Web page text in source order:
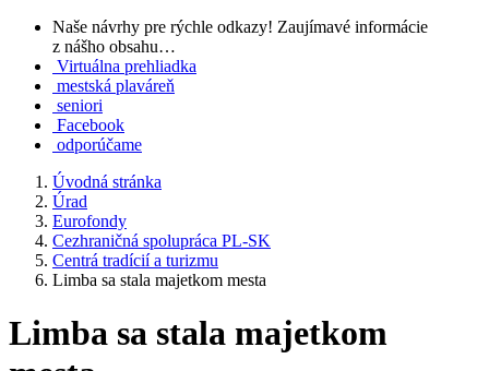
Naše návrhy pre rýchle odkazy! Zaujímavé informácie
z nášho obsahu…
Virtuálna prehliadka
mestská plaváreň
seniori
Facebook
odporúčame
Úvodná stránka
Úrad
Eurofondy
Cezhraničná spolupráca PL-SK
Centrá tradícií a turizmu
Limba sa stala majetkom mesta
Limba sa stala majetkom